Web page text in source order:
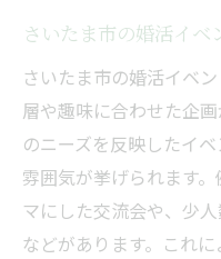
さいたま市の婚活イベ
さいたま市の婚活イベ
層や趣味に合わせた企
のニーズを反映したイ
雰囲気が挙げられます
マにした交流会や、少
などがあります。これ